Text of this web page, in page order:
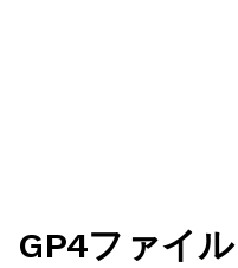
GP4ファイ